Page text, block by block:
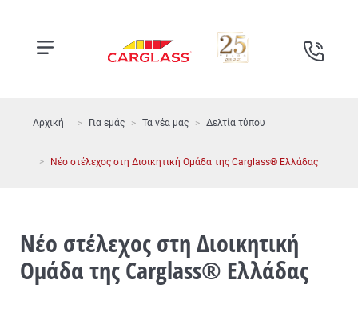
Αρχική Για εμάς Τα νέα μας Δελτία τύπου
Νέο στέλεχος στη Διοικητική Ομάδα της Carglass® Ελλάδας
Νέο στέλεχος στη Διοικητική
Ομάδα της Carglass® Ελλάδας